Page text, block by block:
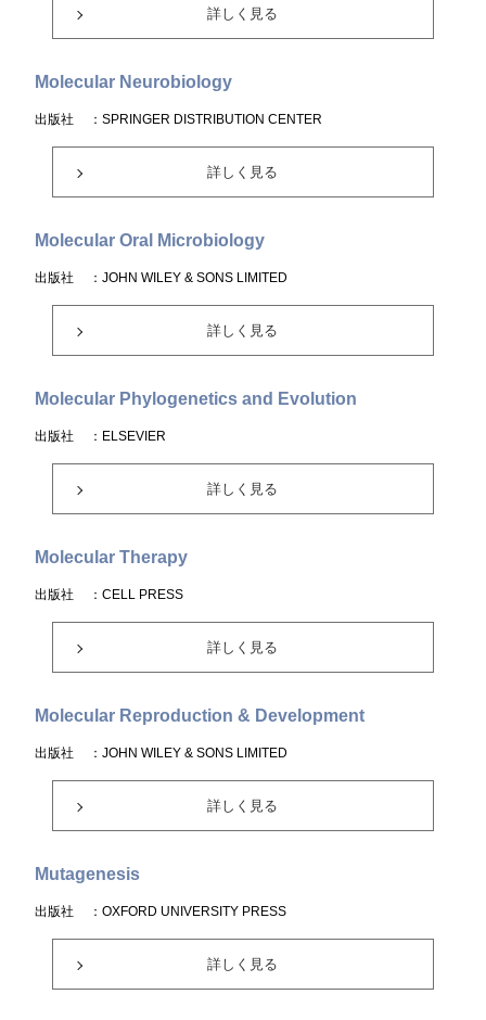
詳しく見る
Molecular Neurobiology
出版社 ：SPRINGER DISTRIBUTION CENTER
詳しく見る
Molecular Oral Microbiology
出版社 ：JOHN WILEY & SONS LIMITED
詳しく見る
Molecular Phylogenetics and Evolution
出版社 ：ELSEVIER
詳しく見る
Molecular Therapy
出版社 ：CELL PRESS
詳しく見る
Molecular Reproduction & Development
出版社 ：JOHN WILEY & SONS LIMITED
詳しく見る
Mutagenesis
出版社 ：OXFORD UNIVERSITY PRESS
詳しく見る